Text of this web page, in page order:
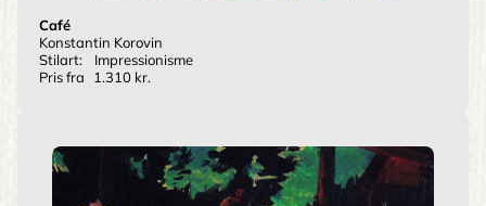
Café
Konstantin Korovin
Stilart:
Impressionisme
Pris fra
1.310 kr.